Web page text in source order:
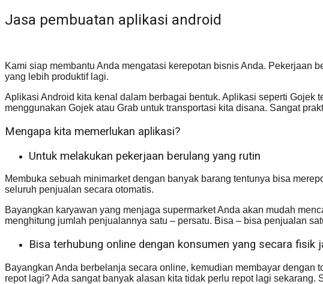
Jasa pembuatan aplikasi android
Kami siap membantu Anda mengatasi kerepotan bisnis Anda. Pekerjaan
yang lebih produktif lagi.
Aplikasi Android kita kenal dalam berbagai bentuk. Aplikasi seperti
menggunakan Gojek atau Grab untuk transportasi kita disana. Sangat
Mengapa kita memerlukan aplikasi?
Untuk melakukan pekerjaan berulang yang rutin
Membuka sebuah minimarket dengan banyak barang tentunya bisa
seluruh penjualan secara otomatis.
Bayangkan karyawan yang menjaga supermarket Anda akan mudah
menghitung jumlah penjualannya satu – persatu. Bisa – bisa penjualan
Bisa terhubung online dengan konsumen yang secara fisik
Bayangkan Anda berbelanja secara online, kemudian membayar
repot lagi? Ada sangat banyak alasan kita tidak perlu repot lagi